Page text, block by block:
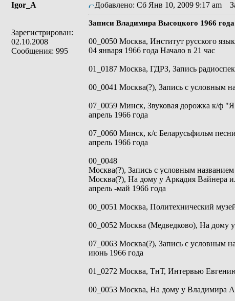
Igor_A
Зарегистрирован:
02.10.2008
Сообщения: 995
Добавлено: Сб Янв 10, 2009 9:17 am
Записи Владимира Высоцкого 1966 года
00_0050 Москва, Институт русского
04 января 1966 года Начало в 21 час
01_0187 Москва, ГДРЗ, Запись
00_0041 Москва(?), Запись с условным
07_0059 Минск, Звуковая дорожка к/ф "Я
апрель 1966 года
07_0060 Минск, к/с Беларусьфильм
апрель 1966 года
00_0048
Москва(?), Запись с условным
Москва(?), На дому у Аркадия Вайнера
апрель -май 1966 года
00_0051 Москва, Политехнический
00_0052 Москва (Медведково), На дому
07_0063 Москва(?), Запись с условным
июнь 1966 года
01_0272 Москва, ТнТ, Интервью
00_0053 Москва, На дому у Владимира